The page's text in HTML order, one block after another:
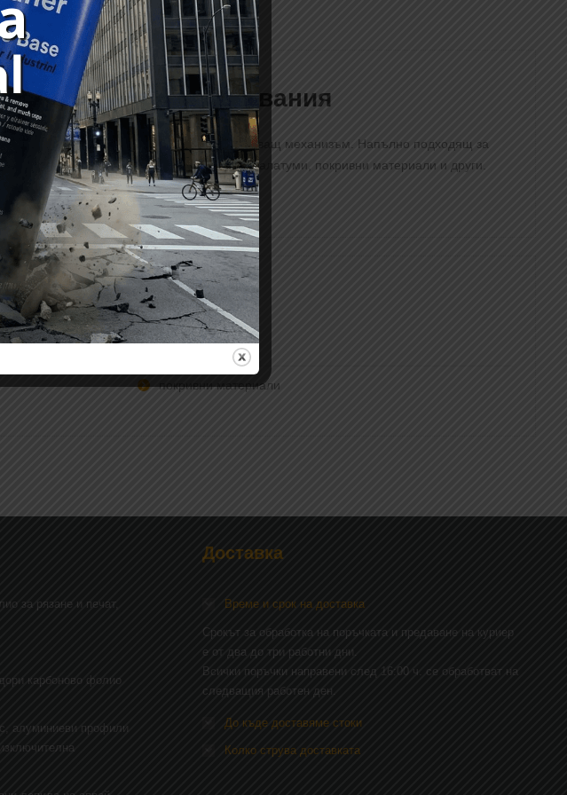
Отзиви (0)
за тежки натоварвания
дизайн. Разработен с вграден заключващ механизъм. Напълно подходящ за
гибсокартон, подови настилки, мокети, балатуми, покривни материали и други.
OLFA LBB 50B
гипсокартон
покривни материали
за рязане и печат,
карбоново фолио
алуминиеви профили
Доставка
Време и срок на доставка
Срокът за обработка на поръчката и предаване на куриер
е от два до три работни дни.
Всички поръчки направени след 16:00 ч. се обработват на
следващия работен ден.
До къде доставяме стоки
Колко струва доставката